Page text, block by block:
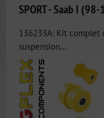
SPORT - Saab I
136233A: Kit complet
suspension...